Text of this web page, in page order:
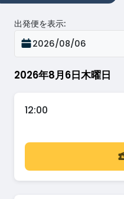
2026年8月6日木曜日
出発便を表示:
2026/08/06
12:00